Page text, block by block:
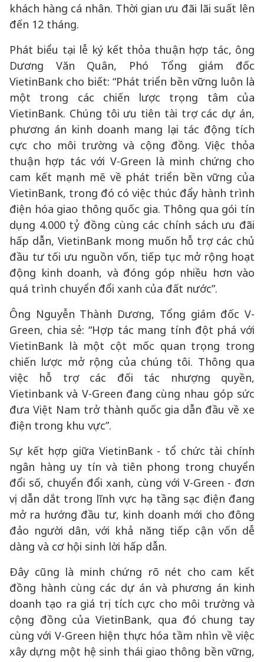
khách hàng cá nhân. Thời gian ưu đãi lãi suất lên
đến 12 tháng.
Phát biểu tại lễ ký kết thỏa thuận hợp tác, ông
Dương Văn Quân, Phó Tổng giám đốc
VietinBank cho biết: “Phát triển bền vững luôn là
một trong các chiến lược trọng tâm của
VietinBank. Chúng tôi ưu tiên tài trợ các dự án,
phương án kinh doanh mang lại tác động tích
cực cho môi trường và cộng đồng. Việc thỏa
thuận hợp tác với V-Green là minh chứng cho
cam kết mạnh mẽ về phát triển bền vững của
VietinBank, trong đó có việc thúc đẩy hành trình
điện hóa giao thông quốc gia. Thông qua gói tín
dụng 4.000 tỷ đồng cùng các chính sách ưu đãi
hấp dẫn, VietinBank mong muốn hỗ trợ các chủ
đầu tư tối ưu nguồn vốn, tiếp tục mở rộng hoạt
động kinh doanh, và đóng góp nhiều hơn vào
quá trình chuyển đổi xanh của đất nước”.
Ông Nguyễn Thành Dương, Tổng giám đốc V-
Green, chia sẻ: “Hợp tác mang tính đột phá với
VietinBank là một cột mốc quan trọng trong
chiến lược mở rộng của chúng tôi. Thông qua
việc hỗ trợ các đối tác nhượng quyền,
Vietinbank và V-Green đang cùng nhau góp sức
đưa Việt Nam trở thành quốc gia dẫn đầu về xe
điện trong khu vực”.
Sự kết hợp giữa VietinBank - tổ chức tài chính
ngân hàng uy tín và tiên phong trong chuyển
đổi số, chuyển đổi xanh, cùng với V-Green - đơn
vị dẫn dắt trong lĩnh vực hạ tầng sạc điện đang
mở ra hướng đầu tư, kinh doanh mới cho đông
đảo người dân, với khả năng tiếp cận vốn dễ
dàng và cơ hội sinh lời hấp dẫn.
Đây cũng là minh chứng rõ nét cho cam kết
đồng hành cùng các dự án và phương án kinh
doanh tạo ra giá trị tích cực cho môi trường và
cộng đồng của VietinBank, qua đó chung tay
cùng với V-Green hiện thực hóa tầm nhìn về việc
xây dựng một hệ sinh thái giao thông bền vững,